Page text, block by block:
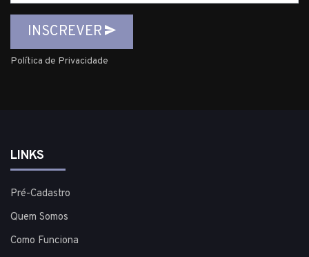
INSCREVER
Política de Privacidade
LINKS
Pré-Cadastro
Quem Somos
Como Funciona